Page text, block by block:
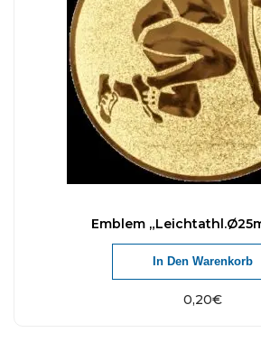
Emblem
0,20€
In Den Warenkorb